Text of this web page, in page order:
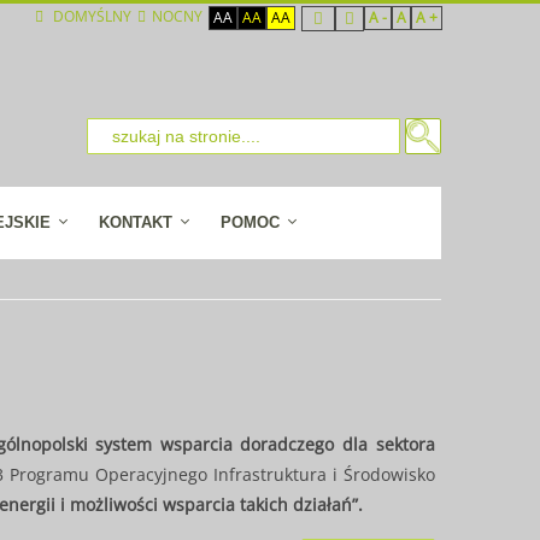
DOMYŚLNY NOCNY AA AA AA A - A A +
KONTAKT POMOC
system wsparcia doradczego dla sektora
Programu Operacyjnego Infrastruktura i Środowisko
i możliwości wsparcia takich działań”.